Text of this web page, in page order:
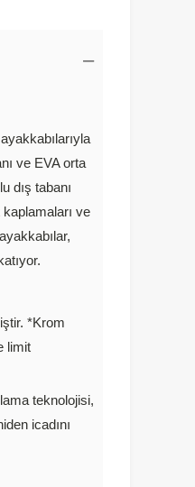
ve EVA orta
dış tabanı
ve
*Krom
limit
teknolojisi,
icadını